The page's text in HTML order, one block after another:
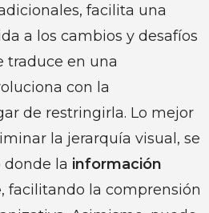
facilita una
a los cambios y desafíos
traduce en una
con la
de restringirla. Lo mejor
la jerarquía visual, se
la información
, facilitando la comprensión